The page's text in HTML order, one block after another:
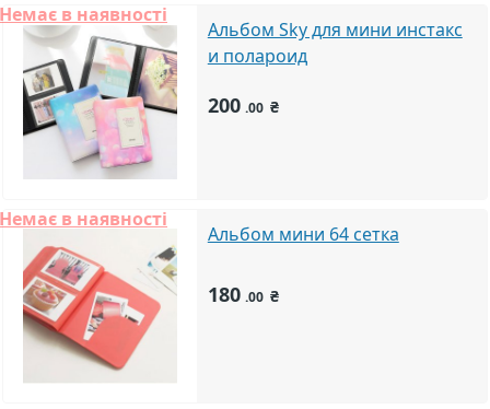
Немає в наявності
Альбом Sky для мини инстакс
и полароид
200 .00 ₴
Немає в наявності
Альбом мини 64 сетка
180 .00 ₴